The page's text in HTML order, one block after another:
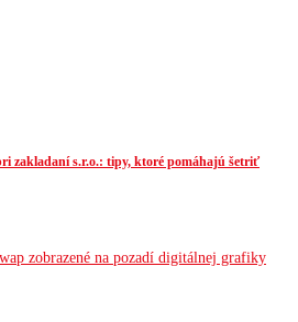
zakladaní s.r.o.: tipy, ktoré pomáhajú šetriť